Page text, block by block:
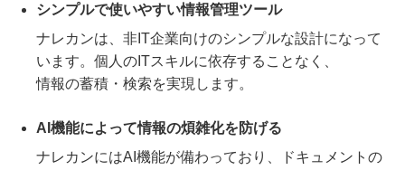
シンプルで使いやすい情報管理ツール
ナレカンは、非IT企業向けのシンプルな設計になって
います。個人のITスキルに依存することなく、
情報の蓄積・検索を実現します。
AI機能によって情報の煩雑化を防げる
ナレカンにはAI機能が備わっており、ドキュメントの